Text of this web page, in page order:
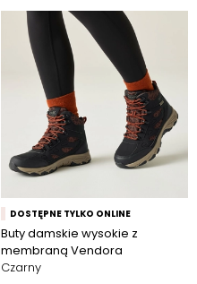
DOSTĘPNE TYLKO ONLINE
Buty damskie wysokie z
membraną Vendora
Czarny